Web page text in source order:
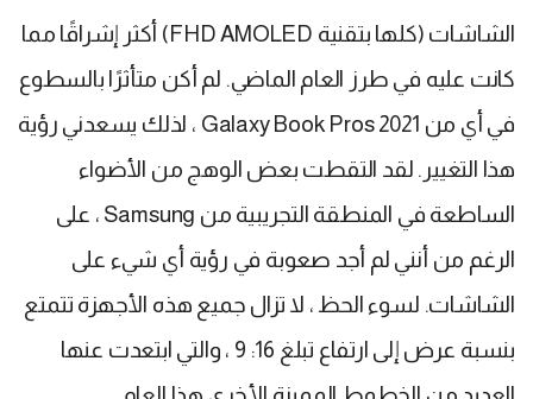
الشاشات (كلها بتقنية FHD AMOLED) أكثر إشراقًا مما
كانت عليه في طرز العام الماضي. لم أكن متأثرًا بالسطوع
في أي من 2021 Galaxy Book Pros ، لذلك يسعدني رؤية
هذا التغيير. لقد التقطت بعض الوهج من الأضواء
الساطعة في المنطقة التجريبية من Samsung ، على
الرغم من أنني لم أجد صعوبة في رؤية أي شيء على
الشاشات. لسوء الحظ ، لا تزال جميع هذه الأجهزة تتمتع
بنسبة عرض إلى ارتفاع تبلغ 16: 9 ، والتي ابتعدت عنها